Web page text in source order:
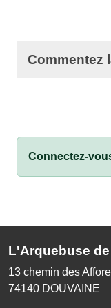
Commentez
Connectez-
L'Arquebuse
13 chemin des
74140 DOUVAINE